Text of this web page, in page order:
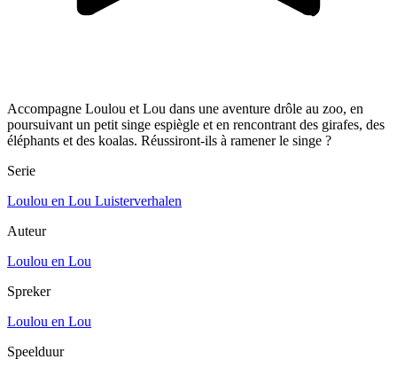
Accompagne Loulou et Lou dans une aventure drôle au zoo, en
poursuivant un petit singe espiègle et en rencontrant des girafes, des
éléphants et des koalas. Réussiront-ils à ramener le singe ?
Serie
Loulou en Lou Luisterverhalen
Auteur
Loulou en Lou
Spreker
Loulou en Lou
Speelduur